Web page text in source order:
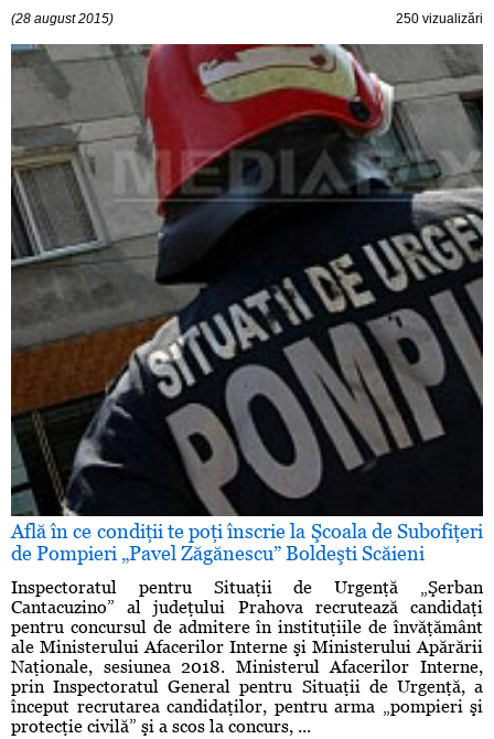
(28 august 2015) 250 vizualizări
Află în ce condiţii te poţi înscrie la Şcoala de Subofiţeri
de Pompieri „Pavel Zăgănescu” Boldeşti Scăieni
Inspectoratul pentru Situaţii de Urgenţă „Şerban
Cantacuzino” al judeţului Prahova recrutează candidaţi
pentru concursul de admitere în instituţiile de învăţământ
ale Ministerului Afacerilor Interne şi Ministerului Apărării
Naţionale, sesiunea 2018. Ministerul Afacerilor Interne,
prin Inspectoratul General pentru Situaţii de Urgenţă, a
început recrutarea candidaţilor, pentru arma „pompieri şi
protecţie civilă” şi a scos la concurs, ...